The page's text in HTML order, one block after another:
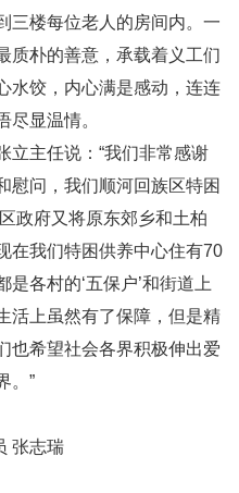
三楼每位老人的房间内。一
质朴的善意，承载着义工们
水饺，内心满是感动，连连
尽显温情。
主任说：“我们非常感谢
慰问，我们顺河回族区特困
政府又将原东郊乡和土柏
在我们特困供养中心住有70
各村的‘五保户’和街道上
活上虽然有了保障，但是精
也希望社会各界积极伸出爱
。”
张志瑞